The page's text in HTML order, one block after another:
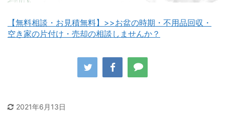
【無料相談・お見積無料】>>お盆の時期・不用品回収・
空き家の片付け・売却の相談しませんか？
2021年6月13日